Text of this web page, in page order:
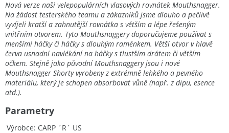
Nová verze naši velepopulárních vlasových rovnátek Mouthsnagger.
Na žádost testerského teamu a zákazníků jsme dlouho a pečlivě
vyvíjeli kratší a zahnutější rovnátka s větším a lépe řešeným
vnitřním otvorem. Tyto Mouthsnaggery doporučujeme používat s
menšími háčky či háčky s dlouhým raménkem. Větší otvor v hlavě
červa usnadní navlékání na háčky s tlustším drátem či větším
očkem. Stejně jako původní Mouthsnaggery jsou i nové
Mouthsnagger Shorty vyrobeny z extrémně lehkého a pevného
materiálu, který je schopen absorbovat vůně (např. z dipu, esence
atd.).
Výrobce CARP ´R´ US
Parametry